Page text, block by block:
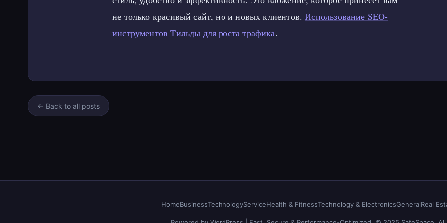
не только красивый сайт, но и новых клиентов.Использование SEO-
инструментов Тильды для роста трафика.
← Back to all posts
HomeBusinessTechnologyServiceHealth & FitnessTechnology & ElectronicsGeneralReal